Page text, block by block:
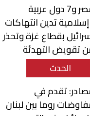
مصر و7 دول عربية
تدين انتهاكات
بقطاع غزة وتحذر
تقويض التهدئة
الحدث
تقدم في
روما بين لبنان